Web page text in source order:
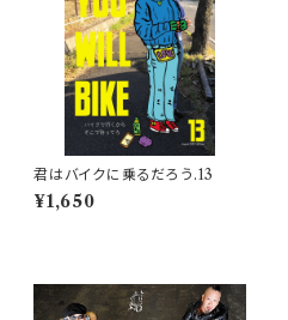
君はバイクに乗るだろう.13
¥1,650